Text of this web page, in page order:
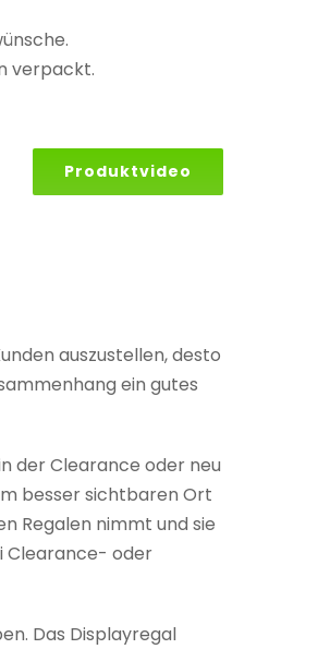
verpackt.
Produktvideo
auszustellen, desto
ein gutes
der Clearance oder neu
besser sichtbaren Ort
Regalen nimmt und sie
Clearance- oder
Das Displayregal